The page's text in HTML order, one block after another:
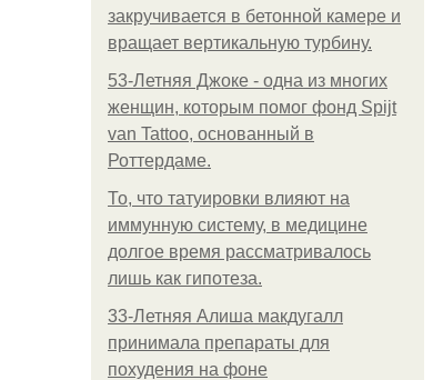
закручивается в бетонной камере и
вращает вертикальную турбину.
53-Летняя Джоке - одна из многих
женщин, которым помог фонд Spijt
van Tattoo, основанный в
Роттердаме.
То, что татуировки влияют на
иммунную систему, в медицине
долгое время рассматривалось
лишь как гипотеза.
33-Летняя Алиша макдугалл
принимала препараты для
похудения на фоне